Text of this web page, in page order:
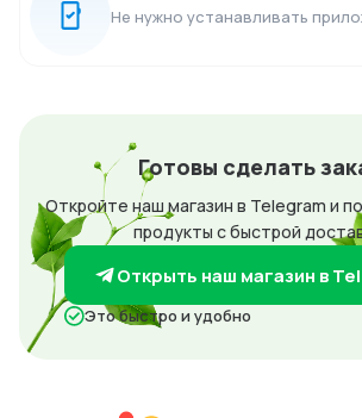
Не нужно устанавливать
Готовы сделать
Откройте наш магазин в Telegram и
продукты с быстрой
Открыть наш магазин в
Это быстро и удобно